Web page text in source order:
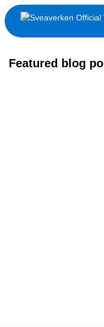
Featured blog